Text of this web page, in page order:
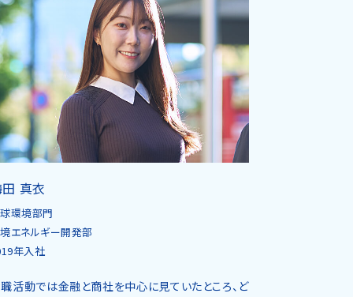
真衣
環境部門
エネルギー開発部
年入社
活動では金融と商社を中心に見ていたところ、ど